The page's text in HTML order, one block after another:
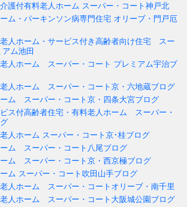
護付有料老人ホーム スーパー・コート神戸北
ム・パーキンソン病専門住宅 オリーブ・門戸厄
人ホーム・サービス付き高齢者向け住宅 スー
ム池田
人ホーム スーパー・コート プレミアム宇治ブ
人ホーム スーパー・コート京・六地蔵ブログ
ム スーパー・コート京・四条大宮ブログ
ス付高齢者住宅・有料老人ホーム スーパー・
人ホーム スーパー・コート京･桂ブログ
ム スーパー・コート八尾ブログ
ム スーパー・コート京・西京極ブログ
ム スーパー・コート吹田山手ブログ
人ホーム スーパー・コートオリーブ・南千里
人ホーム スーパー・コート大阪城公園ブログ